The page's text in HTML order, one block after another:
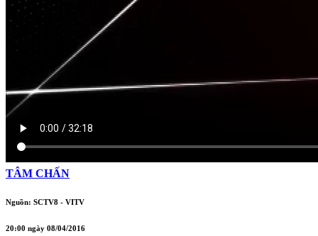
TÂM CHẤN
Nguồn: SCTV8 - VITV
20:00 ngày 08/04/2016